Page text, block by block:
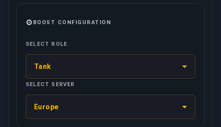
⚙️ BOOST CONFIGURATION
SELECT ROLE
Tank
SELECT SERVER
Europe